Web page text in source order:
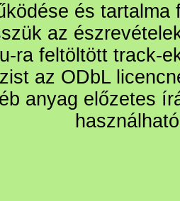
és
az
ra feltöltött track-
az ODbL
anyag előzetes